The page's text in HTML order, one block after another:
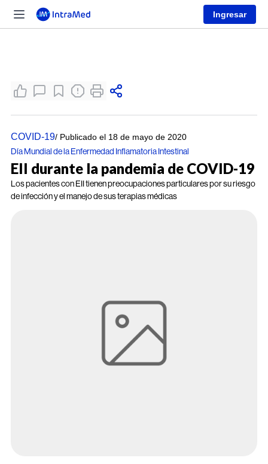
Ingresar
COVID-19/ Publicado el 18 de mayo de 2020
Día Mundial de la Enfermedad Inflamatoria Intestinal
EII durante la pandemia de COVID-19
Los pacientes con EII tienen preocupaciones particulares por su riesgo
de infección y el manejo de sus terapias médicas